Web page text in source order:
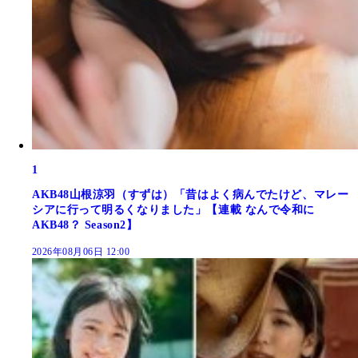
1
AKB48山根涼羽（すずは）「昔はよく病んでたけど、マレー
シアに行って明るくなりました」【連載 なんで令和に
AKB48？ Season2】
2026年08月06日 12:00